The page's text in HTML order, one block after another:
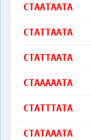
CTAATAATA
CTATTAATA
CTATTAATA
CTAAAAATA
CTATTTATA
CTATAAATA